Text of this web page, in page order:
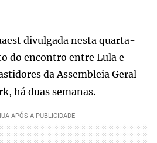
divulgada nesta quarta-
do encontro entre Lula e
da Assembleia Geral
há duas semanas.